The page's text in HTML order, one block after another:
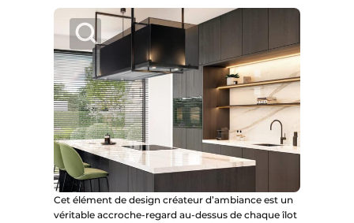
Cet élément de design créateur d’ambiance est un
véritable accroche-regard au-dessus de chaque îlot